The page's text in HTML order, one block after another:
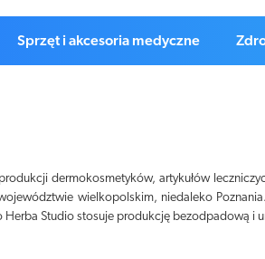
Sprzęt i akcesoria medyczne
dermokosmetyków, artykułów
wielkopolskim, niedaleko
Studio stosuje produkcję bezodpadową i